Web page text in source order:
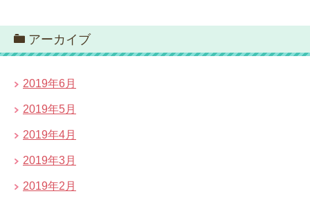
アーカイブ
2019年6月
2019年5月
2019年4月
2019年3月
2019年2月